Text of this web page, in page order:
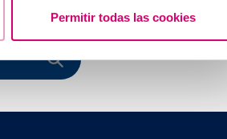
Permitir todas las cookies
vos questions